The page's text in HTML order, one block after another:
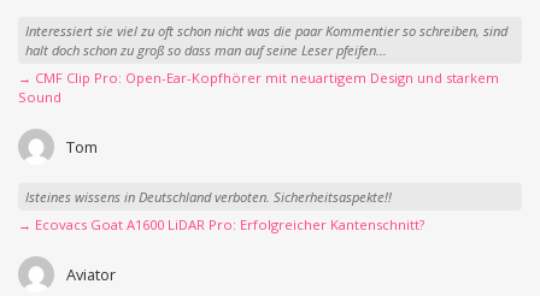
Interessiert sie viel zu oft schon nicht was die paar Kommentier so schreiben, sind
halt doch schon zu groß so dass man auf seine Leser pfeifen...
→ CMF Clip Pro: Open-Ear-Kopfhörer mit neuartigem Design und starkem
Sound
Tom
Isteines wissens in Deutschland verboten. Sicherheitsaspekte!!
→ Ecovacs Goat A1600 LiDAR Pro: Erfolgreicher Kantenschnitt?
Aviator